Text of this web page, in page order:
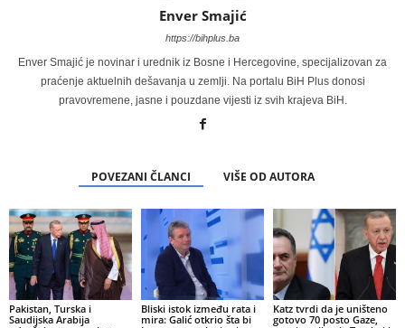
Enver Smajić
https://bihplus.ba
Enver Smajić je novinar i urednik iz Bosne i Hercegovine, specijalizovan za
praćenje aktuelnih dešavanja u zemlji. Na portalu BiH Plus donosi
pravovremene, jasne i pouzdane vijesti iz svih krajeva BiH.
POVEZANI ČLANCI VIŠE OD AUTORA
Pakistan, Turska i
Saudijska Arabija
Bliski istok između rata i
mira: Galić otkrio šta bi
Katz tvrdi da je uništeno
gotovo 70 posto Gaze,